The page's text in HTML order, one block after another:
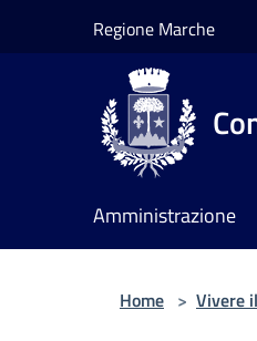
Regione Marche
Amministrazione
Home > Vivere